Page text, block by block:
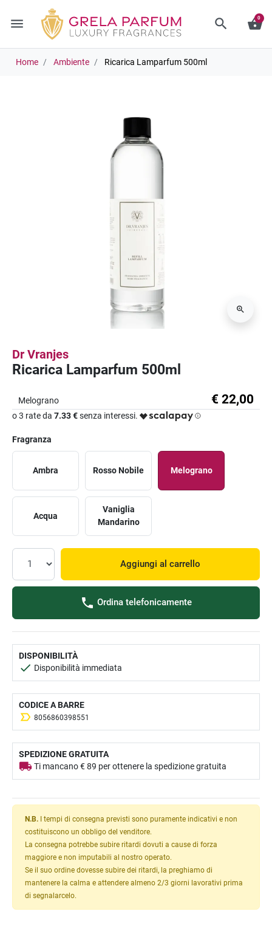
menu search shopping_basket
0
Home Ambiente Ricarica Lamparfum 500ml
Dr Vranjes
Ricarica Lamparfum 500ml
Melograno € 22,00
o 3 rate da 7.33 €senza interessi.
Fragranza
Ambra Rosso Nobile Melograno
Acqua
Vaniglia
Mandarino
Aggiungi al carrello
Ordina telefonicamente
DISPONIBILITÀ
Disponibilità immediata
CODICE A BARRE
8056860398551
SPEDIZIONE GRATUITA
Ti mancano € 89 per ottenere la spedizione gratuita
N.B. I tempi di consegna previsti sono puramente indicativi e non
costituiscono un obbligo del venditore.
La consegna potrebbe subire ritardi dovuti a cause di forza
maggiore e non imputabili al nostro operato.
Se il suo ordine dovesse subire dei ritardi, la preghiamo di
mantenere la calma e attendere almeno 2/3 giorni lavorativi prima
di segnalarcelo.